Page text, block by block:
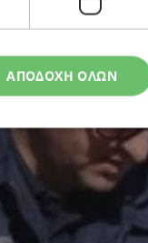
ΑΠΟΔΟΧΗ ΟΛΩΝ